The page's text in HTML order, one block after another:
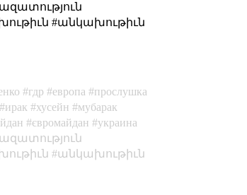
#անկախութիւն
гдр европа
прослушка
ирак хусейн
мубарак
євромайдан
украина
ազատություն
անկախութիւն